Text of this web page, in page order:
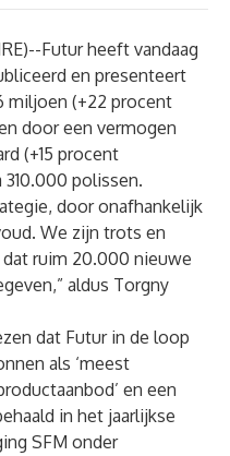
)--Futur heeft vandaag
en presenteert
miljoen (+22 procent
door een vermogen
(+15 procent
polissen.
door onafhankelijk
We zijn trots en
ruim 20.000 nieuwe
aldus Torgny
dat Futur in de loop
als ‘meest
en een
in het jaarlijkse
SFM onder